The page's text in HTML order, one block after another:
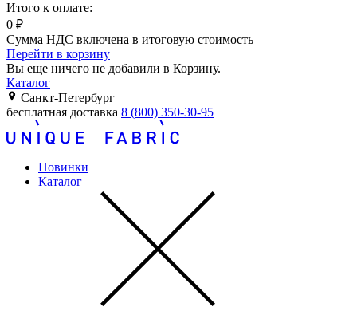
Итого к оплате:
0 ₽
Сумма НДС включена в итоговую стоимость
Перейти в корзину
Вы еще ничего не добавили в Корзину.
Каталог
Санкт-Петербург
бесплатная доставка 8 (800) 350-30-95
Новинки
Каталог